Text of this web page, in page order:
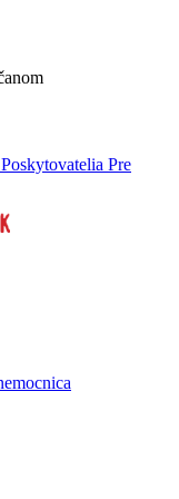
Poskytovatelia Pre